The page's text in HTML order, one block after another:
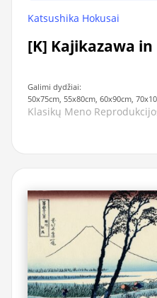
Katsushika Hokusai
[K] Kajikazawa
Galimi dydžiai:
50x75cm, 55x80cm, 60x90cm,
Klasikų Meno